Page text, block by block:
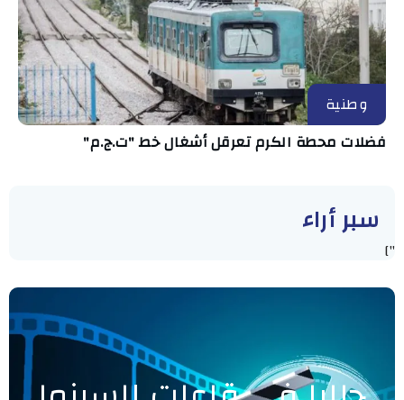
وطنية
فضلات محطة الكرم تعرقل أشغال خط "ت.ج.م"
سبر أراء
"]